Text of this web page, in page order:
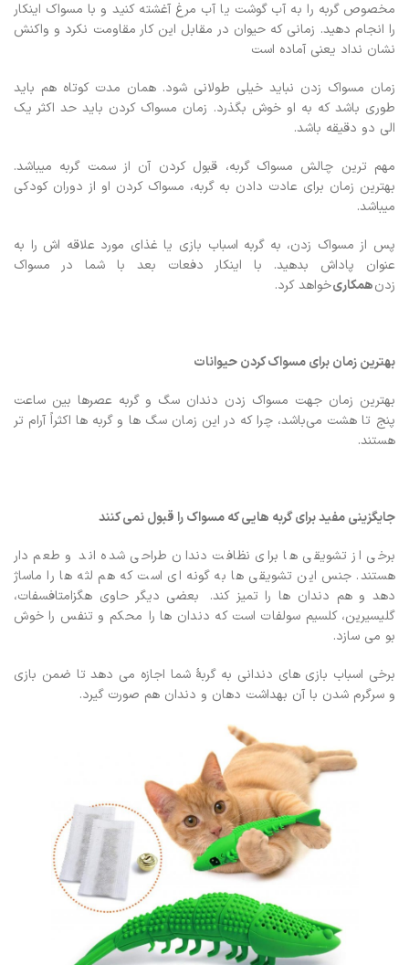
مخصوص گربه را به آب گوشت یا آب مرغ آغشته کنید و با مسواک اینکار
را انجام دهید. زمانی که حیوان در مقابل این کار مقاومت نکرد و واکنش
نشان نداد یعنی آماده است
زمان مسواک زدن نباید خیلی طولانی شود. همان مدت کوتاه هم باید
طوری باشد که به او خوش بگذرد. زمان مسواک کردن باید حد اکثر یک
الی دو دقیقه باشد.
مهم ترین چالش مسواک گربه، قبول کردن آن از سمت گربه میباشد.
بهترین زمان برای عادت دادن به گربه، مسواک کردن او از دوران کودکی
میباشد.
پس از مسواک زدن، به گربه اسباب بازی یا غذای مورد علاقه اش را به
عنوان پاداش بدهید. با اینکار دفعات بعد با شما در مسواک
زدنهمکاریخواهد کرد.
بهترين زمان برای مسواک کردن حیوانات
بهترين زمان جهت مسواک زدن دندان سگ و گربه عصرها بين ساعت
پنج تا هشت می‌باشد، چرا كه در اين زمان سگ ها و گربه ها اكثراً آرام تر
هستند.
جایگزینی مفید برای گربه هایی که مسواک را قبول نمی کنند
برخی از تشویقی ها برای نظافت دندان طراحی شده اند و طعم دار
هستند. جنس این تشویقی ها به گونه ای است که هم لثه ها را ماساژ
دهد و هم دندان ها را تمیز کند. بعضی دیگر حاوی هگزامتافسفات،
گلیسیرین، کلسیم سولفات است که دندان ها را محکم و تنفس را خوش
بو می سازد.
برخی اسباب بازی های دندانی به گربۀ شما اجازه می دهد تا ضمن بازی
و سرگرم شدن با آن بهداشت دهان و دندان هم صورت گیرد.